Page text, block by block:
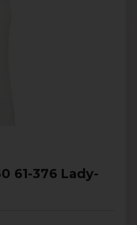
61-376 Lady-